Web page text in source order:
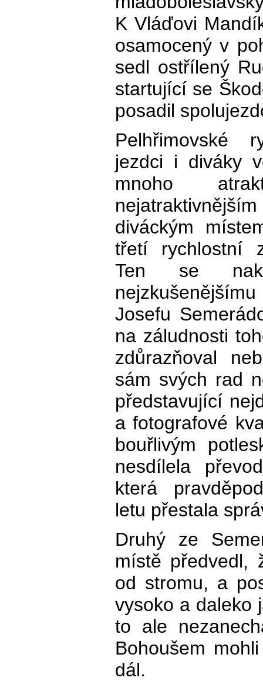
K Vláďovi
osamocený v
sedl ostřílený
startující se
posadil
Pelhřimovské
jezdci i diváky
mnoho
diváckým
třetí rychlostní
Ten se
Josefu
na záludnosti
zdůrazňoval
sám svých rad
představující
a fotografové
bouřlivým
nesdílela
která
letu přestala
Druhý ze
místě předvedl,
od stromu, a
vysoko a daleko
to ale
Bohoušem
dál.